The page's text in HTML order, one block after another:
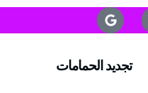
تجديد الحمامات